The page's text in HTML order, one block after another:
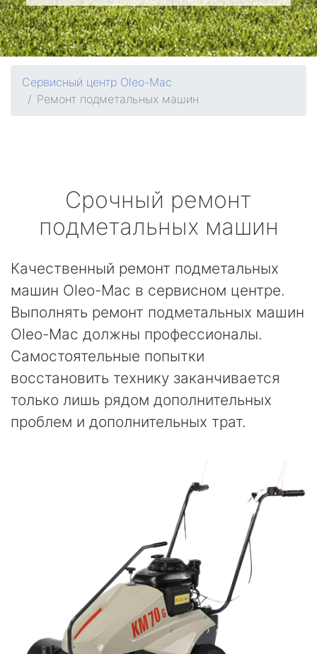
Сервисный центр Oleo-Mac
Ремонт подметальных машин
Срочный ремонт
подметальных машин
Качественный ремонт подметальных
машин Oleo-Mac в сервисном центре.
Выполнять ремонт подметальных машин
Oleo-Mac должны профессионалы.
Самостоятельные попытки
восстановить технику заканчивается
только лишь рядом дополнительных
проблем и дополнительных трат.